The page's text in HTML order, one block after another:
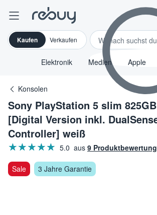
Kaufen Verkaufen
Elektronik Medien Apple
Konsolen
Sony PlayStation 5 slim
[Digital Version inkl.
Controller] weiß
★★★★★
☆☆☆☆☆ 5.0
Sterne aus 9
Sale 3 Jahre Garantie